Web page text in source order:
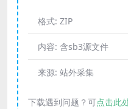
格式: ZIP
内容: 含sb3源文件
来源: 站外采集
下载遇到问题？可点击此